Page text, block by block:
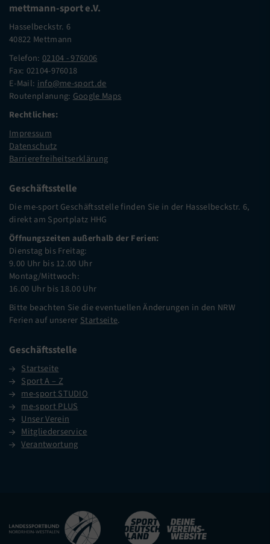
mettmann-sport e.V.
Hasselbeckstr. 6
40822 Mettmann
Telefon: 02104 - 976006
Fax: 02104-976018
E-Mail: info@me-sport.de
Routenplanung: Google Maps
Rechtliches:
Impressum
Datenschutz
Barrierefreiheitserklärung
Geschäftsstelle
Die me-sport Geschäftsstelle finden Sie in der Hasselbeckstr. 6,
direkt am Sportplatz HHG
Öffnungszeiten außerhalb der Ferien:
Dienstag bis Freitag:
9.00 Uhr bis 12.00 Uhr
Montag/Mittwoch:
16.00 Uhr bis 18.00 Uhr
Bitte beachten Sie die eventuellen Änderungen in den NRW
Ferien auf unserer Startseite.
Geschäftsstelle
Startseite
Sport A – Z
me-sport STUDIO
me-sport PLUS
Unser Verein
Mitgliederservice
Verantwortung